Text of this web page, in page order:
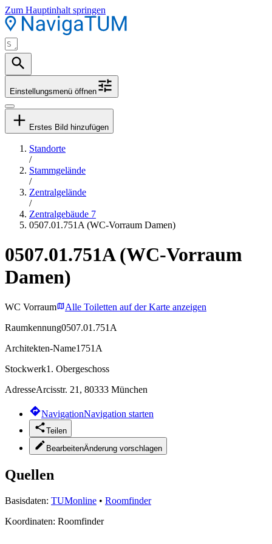
Zum Hauptinhalt springen
Einstellungsmenü öffnen
Erstes Bild hinzufügen
Standorte
/
Stammgelände
/
Zentralgelände
/
Zentralgebäude 7
0507.01.751A (WC-Vorraum Damen)
0507.01.751A (WC-Vorraum
Damen)
WC Vorraum
Alle Toiletten auf der Karte anzeigen
Raumkennung0507.01.751A
Architekten-Name1751A
Stockwerk1. Obergeschoss
AdresseArcisstr. 21, 80333 München
NavigationNavigation starten
Teilen
BearbeitenÄnderung vorschlagen
Quellen
Basisdaten: TUMonline • Roomfinder
Koordinaten: Roomfinder